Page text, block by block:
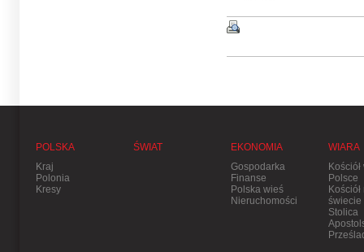
POLSKA
Kraj
Polonia
Kresy
ŚWIAT
EKONOMIA
Gospodarka
Finanse
Polska wieś
Nieruchomości
WIARA
Kościół
Polsce
Kościół
świecie
Stolica